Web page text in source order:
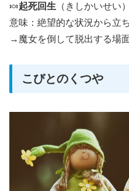
🍬起死回生 （きしかいせい）
意味：絶望的な状況から立
→魔女を倒して脱出する場面
こびとのくつや